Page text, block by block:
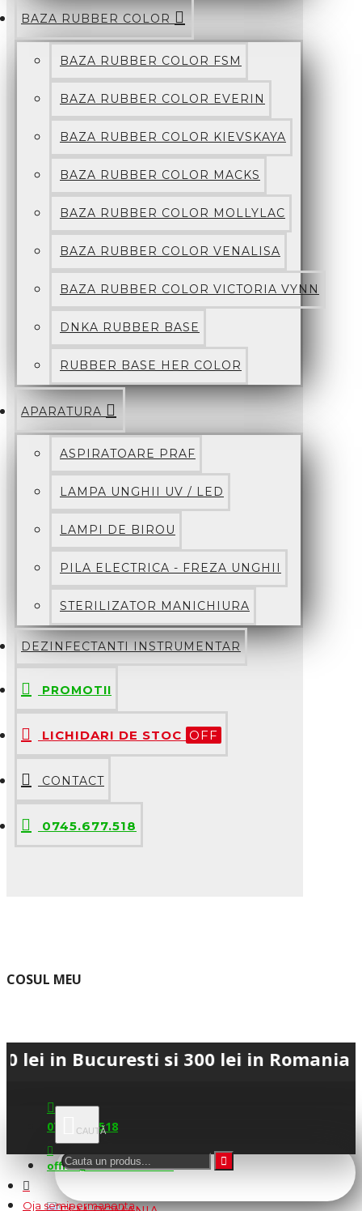
BAZA RUBBER COLOR
BAZA RUBBER COLOR FSM
BAZA RUBBER COLOR EVERIN
BAZA RUBBER COLOR KIEVSKAYA
BAZA RUBBER COLOR MACKS
BAZA RUBBER COLOR MOLLYLAC
BAZA RUBBER COLOR VENALISA
BAZA RUBBER COLOR VICTORIA VYNN
DNKA RUBBER BASE
RUBBER BASE HER COLOR
APARATURA
ASPIRATOARE PRAF
LAMPA UNGHII UV / LED
LAMPI DE BIROU
PILA ELECTRICA - FREZA UNGHII
STERILIZATOR MANICHIURA
DEZINFECTANTI INSTRUMENTAR
PROMOTII
LICHIDARI DE STOC OFF
CONTACT
0745.677.518
COSUL MEU
si 300 lei in Romania • 💳
0745.677.518
office@fsm-romania.ro
Oja semipermanenta